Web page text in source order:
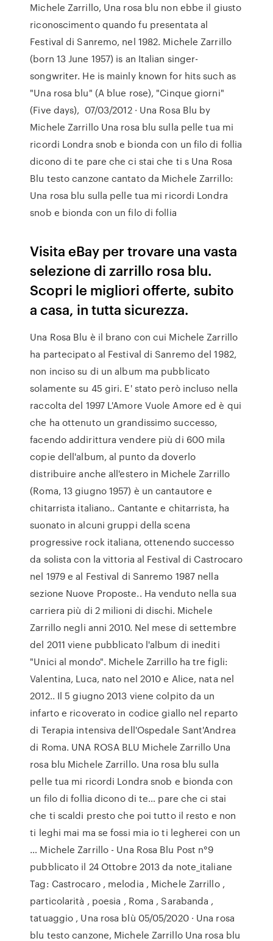
Michele Zarrillo, Una rosa blu non ebbe il giusto
riconoscimento quando fu presentata al
Festival di Sanremo, nel 1982. Michele Zarrillo
(born 13 June 1957) is an Italian singer-
songwriter. He is mainly known for hits such as
"Una rosa blu" (A blue rose), "Cinque giorni"
(Five days), 07/03/2012 · Una Rosa Blu by
Michele Zarrillo Una rosa blu sulla pelle tua mi
ricordi Londra snob e bionda con un filo di follia
dicono di te pare che ci stai che ti s Una Rosa
Blu testo canzone cantato da Michele Zarrillo:
Una rosa blu sulla pelle tua mi ricordi Londra
snob e bionda con un filo di follia
Visita eBay per trovare una vasta
selezione di zarrillo rosa blu.
Scopri le migliori offerte, subito
a casa, in tutta sicurezza.
Una Rosa Blu è il brano con cui Michele Zarrillo
ha partecipato al Festival di Sanremo del 1982,
non inciso su di un album ma pubblicato
solamente su 45 giri. E' stato però incluso nella
raccolta del 1997 L'Amore Vuole Amore ed è qui
che ha ottenuto un grandissimo successo,
facendo addirittura vendere più di 600 mila
copie dell'album, al punto da doverlo
distribuire anche all'estero in Michele Zarrillo
(Roma, 13 giugno 1957) è un cantautore e
chitarrista italiano.. Cantante e chitarrista, ha
suonato in alcuni gruppi della scena
progressive rock italiana, ottenendo successo
da solista con la vittoria al Festival di Castrocaro
nel 1979 e al Festival di Sanremo 1987 nella
sezione Nuove Proposte.. Ha venduto nella sua
carriera più di 2 milioni di dischi. Michele
Zarrillo negli anni 2010. Nel mese di settembre
del 2011 viene pubblicato l'album di inediti
"Unici al mondo". Michele Zarrillo ha tre figli:
Valentina, Luca, nato nel 2010 e Alice, nata nel
2012.. Il 5 giugno 2013 viene colpito da un
infarto e ricoverato in codice giallo nel reparto
di Terapia intensiva dell'Ospedale Sant'Andrea
di Roma. UNA ROSA BLU Michele Zarrillo Una
rosa blu Michele Zarrillo. Una rosa blu sulla
pelle tua mi ricordi Londra snob e bionda con
un filo di follia dicono di te… pare che ci stai
che ti scaldi presto che poi tutto il resto e non
ti leghi mai ma se fossi mia io ti legherei con un
… Michele Zarrillo - Una Rosa Blu Post n°9
pubblicato il 24 Ottobre 2013 da note_italiane
Tag: Castrocaro , melodia , Michele Zarrillo ,
particolarità , poesia , Roma , Sarabanda ,
tatuaggio , Una rosa blù 05/05/2020 · Una rosa
blu testo canzone, Michele Zarrillo Una rosa blu